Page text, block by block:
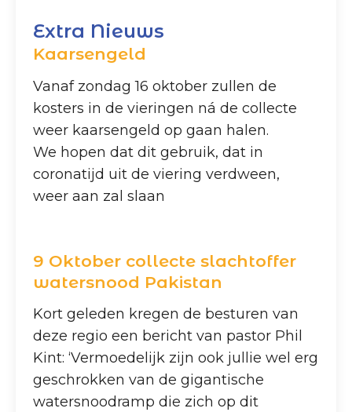
Extra Nieuws
Kaarsengeld
Vanaf zondag 16 oktober zullen de
kosters in de vieringen ná de collecte
weer kaarsengeld op gaan halen.
We hopen dat dit gebruik, dat in
coronatijd uit de viering verdween,
weer aan zal slaan
9 Oktober collecte slachtoffer
watersnood Pakistan
Kort geleden kregen de besturen van
deze regio een bericht van pastor Phil
Kint: ‘Vermoedelijk zijn ook jullie wel erg
geschrokken van de gigantische
watersnoodramp die zich op dit